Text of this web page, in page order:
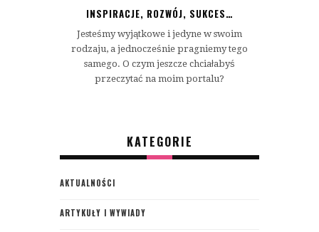
INSPIRACJE, ROZWÓJ, SUKCES…
Jesteśmy wyjątkowe i jedyne w swoim
rodzaju, a jednocześnie pragniemy tego
samego. O czym jeszcze chciałabyś
przeczytać na moim portalu?
KATEGORIE
AKTUALNOŚCI
ARTYKUŁY I WYWIADY